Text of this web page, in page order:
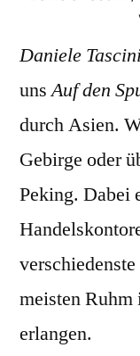
Daniele
unsAuf den
durch Asien.
Gebirge oder
Peking. Dabei
meisten Ruhm
erlangen.